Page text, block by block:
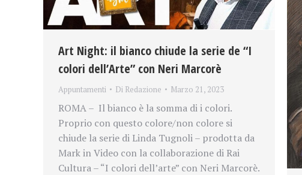
Art Night: il bianco chiude la serie de “I
colori dell’Arte” con Neri Marcorè
Appuntamenti Di Redazione Marzo 21, 2023
ROMA – Il bianco è la somma di i colori.
Proprio con questo colore/non colore si
chiude la serie di Linda Tugnoli – prodotta da
Mark in Video con la collaborazione di Rai
Cultura – “I colori dell’arte” con Neri Marcorè.